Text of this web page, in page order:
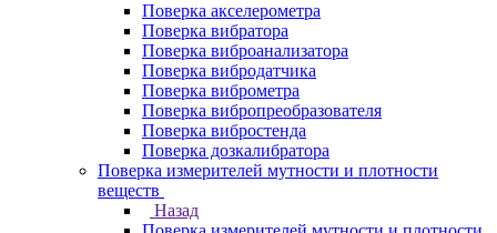
Поверка акселерометра
Поверка вибратора
Поверка виброанализатора
Поверка вибродатчика
Поверка виброметра
Поверка вибропреобразователя
Поверка вибростенда
Поверка дозкалибратора
Поверка измерителей мутности и плотности
веществ
Назад